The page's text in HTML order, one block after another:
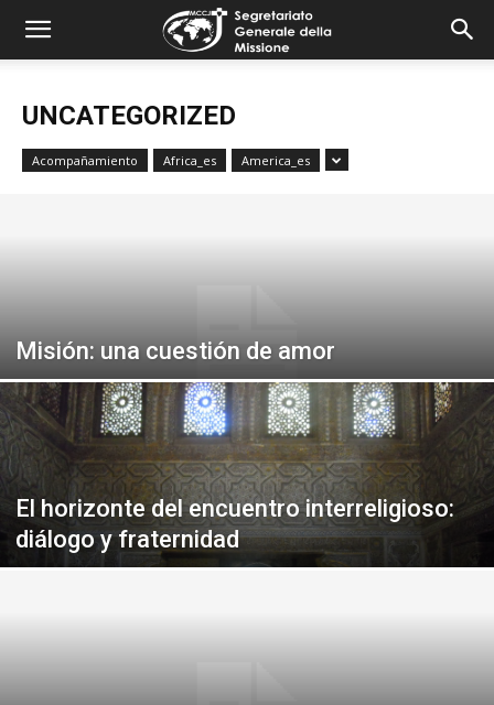
combonimission.net
UNCATEGORIZED
Acompañamiento Africa_es America_es
Misión: una cuestión de amor
El horizonte del encuentro interreligioso:
diálogo y fraternidad